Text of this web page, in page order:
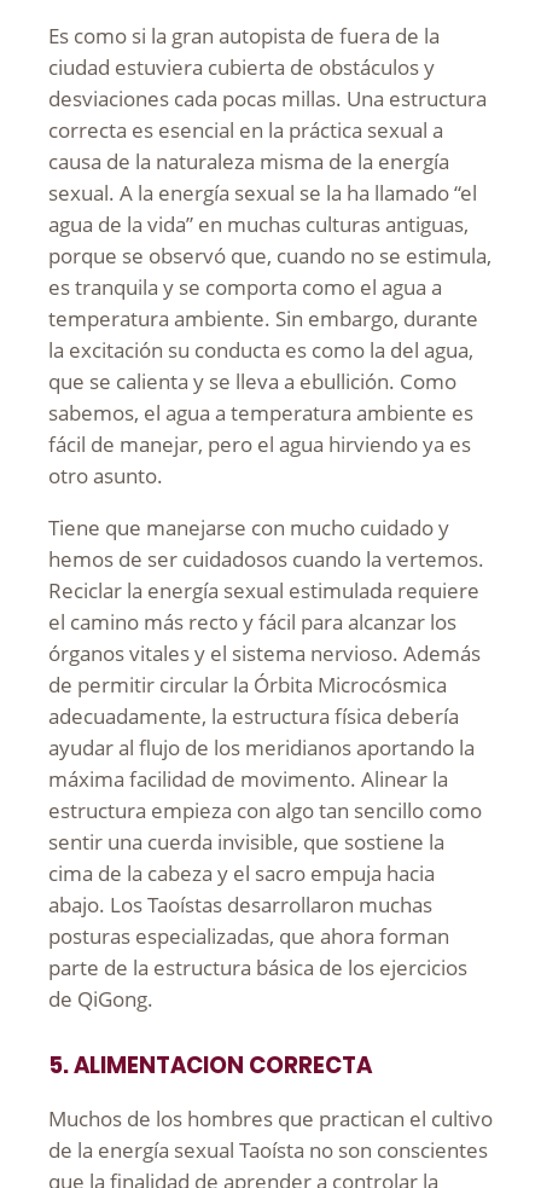
Es como si la gran autopista de fuera de la
ciudad estuviera cubierta de obstáculos y
desviaciones cada pocas millas. Una estructura
correcta es esencial en la práctica sexual a
causa de la naturaleza misma de la energía
sexual. A la energía sexual se la ha llamado “el
agua de la vida” en muchas culturas antiguas,
porque se observó que, cuando no se estimula,
es tranquila y se comporta como el agua a
temperatura ambiente. Sin embargo, durante
la excitación su conducta es como la del agua,
que se calienta y se lleva a ebullición. Como
sabemos, el agua a temperatura ambiente es
fácil de manejar, pero el agua hirviendo ya es
otro asunto.
Tiene que manejarse con mucho cuidado y
hemos de ser cuidadosos cuando la vertemos.
Reciclar la energía sexual estimulada requiere
el camino más recto y fácil para alcanzar los
órganos vitales y el sistema nervioso. Además
de permitir circular la Órbita Microcósmica
adecuadamente, la estructura física debería
ayudar al flujo de los meridianos aportando la
máxima facilidad de movimento. Alinear la
estructura empieza con algo tan sencillo como
sentir una cuerda invisible, que sostiene la
cima de la cabeza y el sacro empuja hacia
abajo. Los Taoístas desarrollaron muchas
posturas especializadas, que ahora forman
parte de la estructura básica de los ejercicios
de QiGong.
5. ALIMENTACION CORRECTA
Muchos de los hombres que practican el cultivo
de la energía sexual Taoísta no son conscientes
que la finalidad de aprender a controlar la